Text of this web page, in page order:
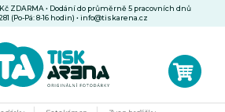
Kč ZDARMA • Dodání do průměrně 5 pracovních dnů
(Po-Pá: 8-16 hodin) •info@tiskarena.cz